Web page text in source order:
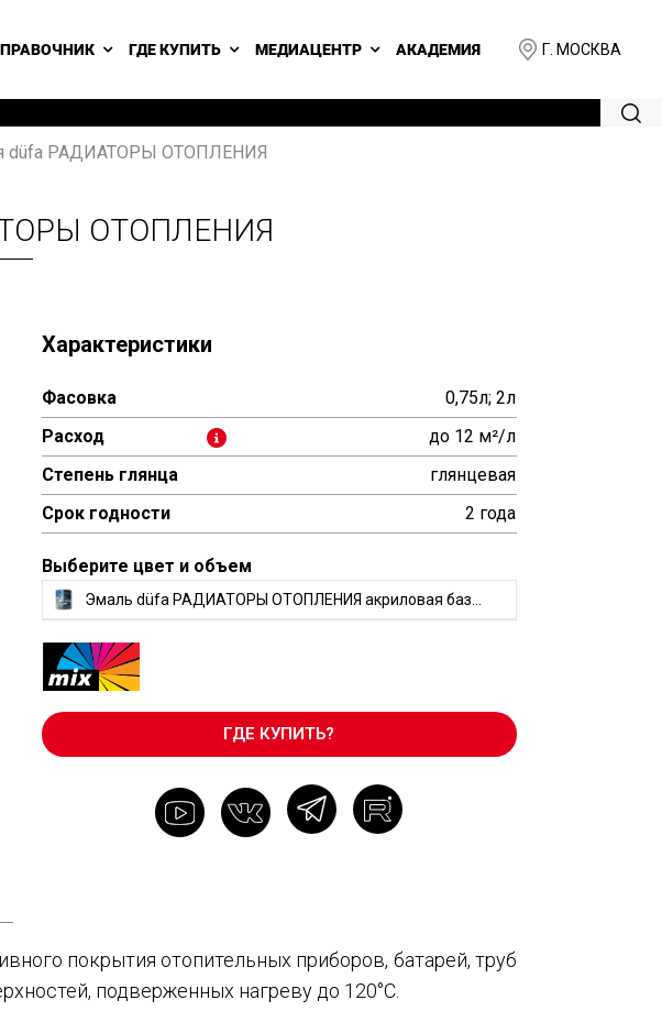
Г. МОСКВА
ГДЕ КУПИТЬ МЕДИАЦЕНТР АКАДЕМИЯ
düfa РАДИАТОРЫ ОТОПЛЕНИЯ
ОТОПЛЕНИЯ
Характеристики
Фасовка
0,75л; 2л
Расход
до 12 м²/л
Степень глянца
глянцевая
Срок годности
2 года
Выберите цвет и объем
Эмаль düfa РАДИАТОРЫ ОТОПЛЕНИЯ акриловая база1 750мл
ГДЕ КУПИТЬ?
покрытия отопительных приборов, батарей, труб
подверженных нагреву до 120°C.